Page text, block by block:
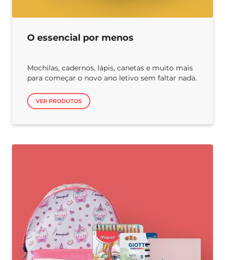
O essencial por menos
Mochilas, cadernos, lápis, canetas e muito mais
para começar o novo ano letivo sem faltar nada.
VER PRODUTOS